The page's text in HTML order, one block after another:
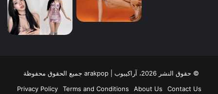
© حقوق النشر 2026، آراكيبوب | ‎arakpop جميع الحقوق محفوظة
Contact Us
About Us
Terms and Conditions
Privacy Policy